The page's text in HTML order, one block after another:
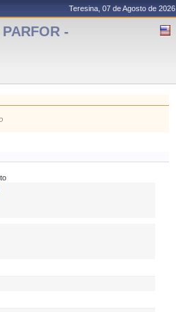
Teresina, 07 de Agosto de 2026
-